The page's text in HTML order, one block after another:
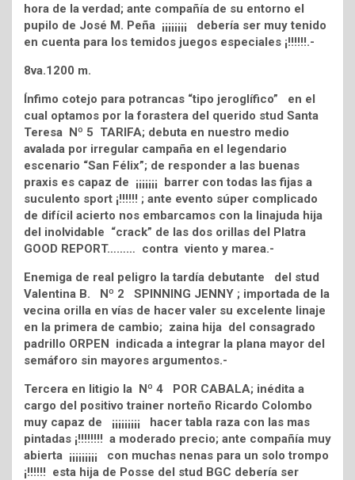
hora de la verdad; ante compañía de su entorno el
pupilo de José M. Peña ¡¡¡¡¡¡¡¡ debería ser muy tenido
en cuenta para los temidos juegos especiales ¡!!!!!!.-
8va.1200 m.
Ínfimo cotejo para potrancas “tipo jeroglífico” en el
cual optamos por la forastera del querido stud Santa
Teresa Nº 5 TARIFA; debuta en nuestro medio
avalada por irregular campaña en el legendario
escenario “San Félix”; de responder a las buenas
praxis es capaz de ¡¡¡¡¡¡¡ barrer con todas las fijas a
suculento sport ¡!!!!!! ; ante evento súper complicado
de difícil acierto nos embarcamos con la linajuda hija
del inolvidable “crack” de las dos orillas del Platra
GOOD REPORT……… contra viento y marea.-
Enemiga de real peligro la tardía debutante del stud
Valentina B. Nº 2 SPINNING JENNY ; importada de la
vecina orilla en vías de hacer valer su excelente linaje
en la primera de cambio; zaina hija del consagrado
padrillo ORPEN indicada a integrar la plana mayor del
semáforo sin mayores argumentos.-
Tercera en litigio la Nº 4 POR CABALA; inédita a
cargo del positivo trainer norteño Ricardo Colombo
muy capaz de ¡¡¡¡¡¡¡¡¡ hacer tabla raza con las mas
pintadas ¡!!!!!!!! a moderado precio; ante compañía muy
abierta ¡¡¡¡¡¡¡¡¡ con muchas nenas para un solo trompo
¡!!!!!! esta hija de Posse del stud BGC debería ser